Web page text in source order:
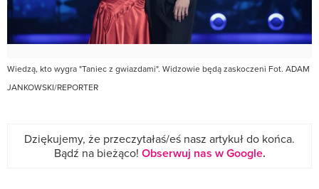
Wiedzą, kto wygra "Taniec z gwiazdami". Widzowie będą zaskoczeni Fot. ADAM
JANKOWSKI/REPORTER
Dziękujemy, że przeczytałaś/eś nasz artykuł do końca.
Bądź na bieżąco! Obserwuj nas w Google.